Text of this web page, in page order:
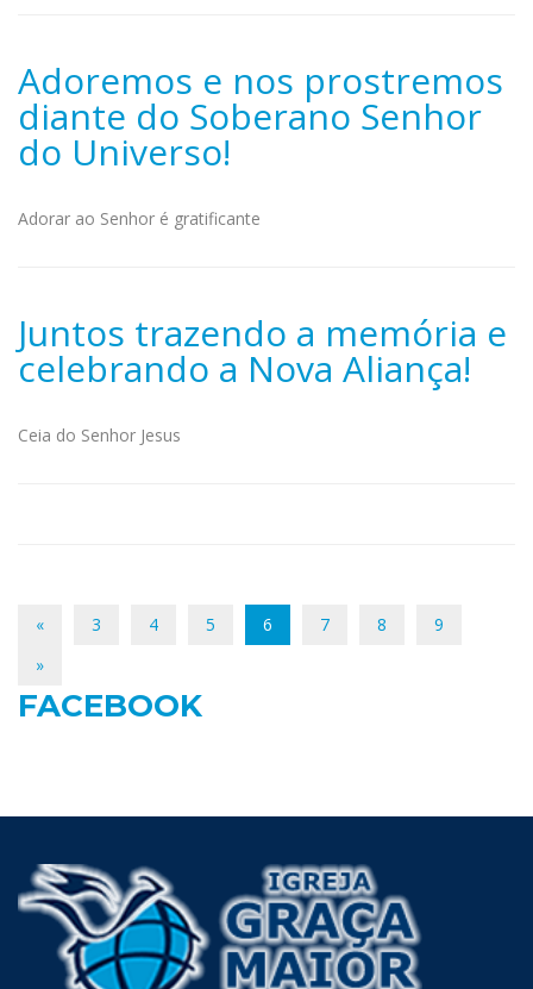
Adoremos e nos prostremos
diante do Soberano Senhor
do Universo!
Adorar ao Senhor é gratificante
Juntos trazendo a memória e
celebrando a Nova Aliança!
Ceia do Senhor Jesus
« 3 4 5 6 7 8
9
»
FACEBOOK